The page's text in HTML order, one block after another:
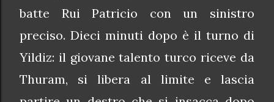
batte Rui Patricio con un sinistro
preciso. Dieci minuti dopo è il turno di
Yildiz: il giovane talento turco riceve da
Thuram, si libera al limite e lascia